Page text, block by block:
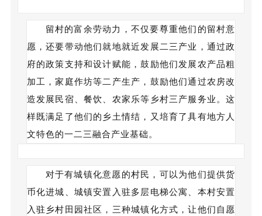
留村的富余劳动力，不仅要尊重他们的留村意
愿，还要带动他们就地就近发展二三产业，通过政
府的政策支持和设计赋能，鼓励他们发展农产品粗
加工，家庭作坊等二产生产，鼓励他们通过农房改
造发展民宿、餐饮、农家乐等乡村三产服务业。这
样既满足了他们的乡土情结，又培育了具有地方人
文特色的一二三融合产业基础。
对于有城镇化意愿的村民，可以为他们提供货
币化进城、城镇安置入驻多层电梯公寓、本村安置
入驻乡村田园社区，三种城镇化方式，让他们自愿